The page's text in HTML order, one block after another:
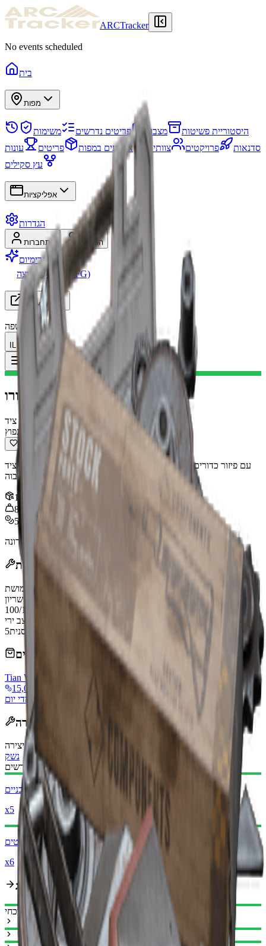
ARCTracker
No events scheduled
בית
מפות
היסטוריית פשיטות מצבור פריטים נדרשים
משימות
סדנאות
פרויקטים צוותים אירועים במפות פריטים
עונות
עץ סקילים
אפליקציות
הגדרות
התחברות הרשמה
עבור לפרימיום
מחפש קבוצה (LFG)
משאבים
שינוי שפה
פריט: איל טורו I
איל טורו I
רובה ציד
לא נפוץ
רובה ציד Pump-action עם פיזור כדורים רחב, דעיכה חדה למרחק ונזק
1
8
5,000
עודכן לאחרונה
Mar 22, 2026
השפעות
סוג תחמושת
Shotgun Ammo
חדירת שריון ARCWeak
100/100
מצב ירי
גודל מחסנית5
נמכר על ידי סוחרים
Tian Wen
15,000 Coins
הגבלה: 3
מתחדש מדי יום
מתכון יצירה
שולחן יצירה
נשק
רכיבים מכניים
x5
חלקי נשק פשוטים
x6
מסלול שדרוג
נוכחי